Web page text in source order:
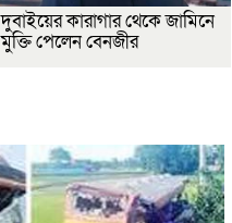
দুবাইয়ের কারাগার থেকে জামিনে
মুক্তি পেলেন বেনজীর